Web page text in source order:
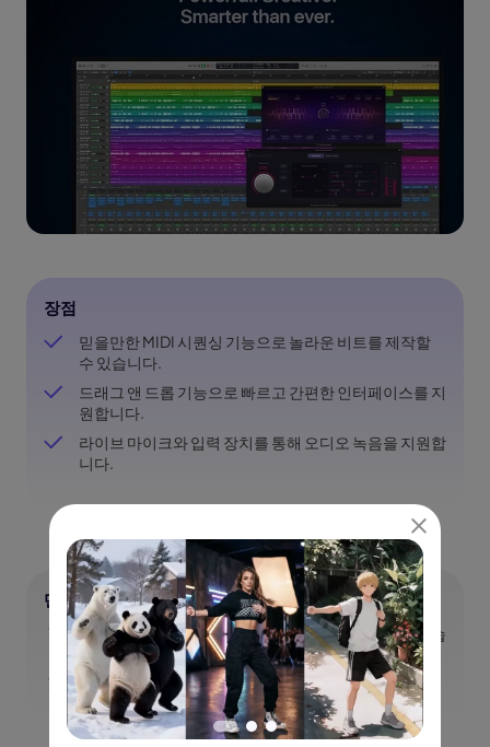
장점
믿을만한 MIDI 시퀀싱 기능으로 놀라운 비트를 제작할
수 있습니다.
드래그 앤 드롭 기능으로 빠르고 간편한 인터페이스를 지
원합니다.
라이브 마이크와 입력 장치를 통해 오디오 녹음을 지원합
니다.
단점
소프트웨어에서 가끔 오류나 멈춤 현상이 발생할 수 있습
니다.
윈도우 컴퓨터 시스템과 호환되지 않을 수 있습니다.